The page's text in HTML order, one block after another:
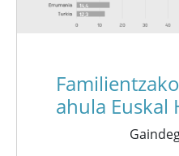
ahula Euskal